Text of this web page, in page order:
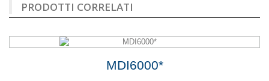
PRODOTTI CORRELATI
MDI6000*